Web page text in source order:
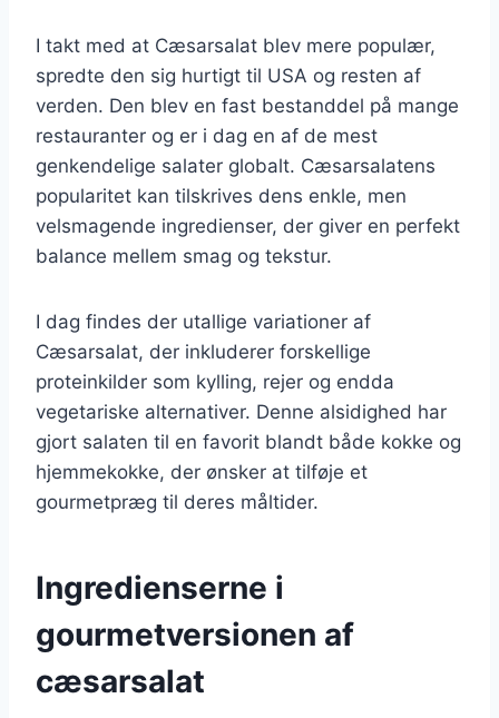
I takt med at Cæsarsalat blev mere populær,
spredte den sig hurtigt til USA og resten af
verden. Den blev en fast bestanddel på mange
restauranter og er i dag en af de mest
genkendelige salater globalt. Cæsarsalatens
popularitet kan tilskrives dens enkle, men
velsmagende ingredienser, der giver en perfekt
balance mellem smag og tekstur.
I dag findes der utallige variationer af
Cæsarsalat, der inkluderer forskellige
proteinkilder som kylling, rejer og endda
vegetariske alternativer. Denne alsidighed har
gjort salaten til en favorit blandt både kokke og
hjemmekokke, der ønsker at tilføje et
gourmetpræg til deres måltider.
Ingredienserne i
gourmetversionen af
cæsarsalat